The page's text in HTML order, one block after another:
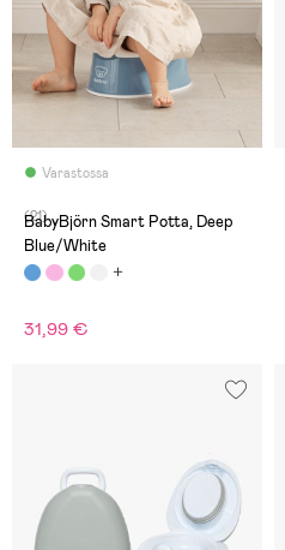
Varastossa
(21)
BabyBjörn Smart Potta, Deep
Blue/White
31,99 €